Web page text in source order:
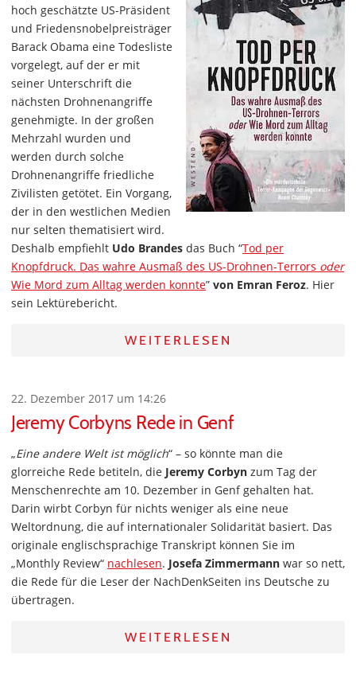
hoch geschätzte US-Präsident
und Friedensnobelpreisträger
Barack Obama eine Todesliste
vorgelegt, auf der er mit
seiner Unterschrift die
nächsten Drohnenangriffe
genehmigte. In der großen
Mehrzahl wurden und
werden durch solche
Drohnenangriffe friedliche
Zivilisten getötet. Ein Vorgang,
der in den westlichen Medien
nur selten thematisiert wird.
Deshalb empfiehlt Udo Brandes das Buch “Tod per
Knopfdruck. Das wahre Ausmaß des US-Drohnen-Terrors oder
Wie Mord zum Alltag werden konnte” von Emran Feroz. Hier
sein Lektürebericht.
WEITERLESEN
22. Dezember 2017 um 14:26
Jeremy Corbyns Rede in Genf
„Eine andere Welt ist möglich“ – so könnte man die
glorreiche Rede betiteln, die Jeremy Corbyn zum Tag der
Menschenrechte am 10. Dezember in Genf gehalten hat.
Darin wirbt Corbyn für nichts weniger als eine neue
Weltordnung, die auf internationaler Solidarität basiert. Das
originale englischsprachige Transkript können Sie im
„Monthly Review“ nachlesen. Josefa Zimmermann war so nett,
die Rede für die Leser der NachDenkSeiten ins Deutsche zu
übertragen.
WEITERLESEN